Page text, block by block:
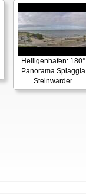
Heiligenhafen: 180°
Panorama Spiaggia
Steinwarder